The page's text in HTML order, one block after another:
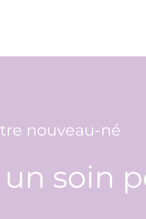
nouveau-né
soin